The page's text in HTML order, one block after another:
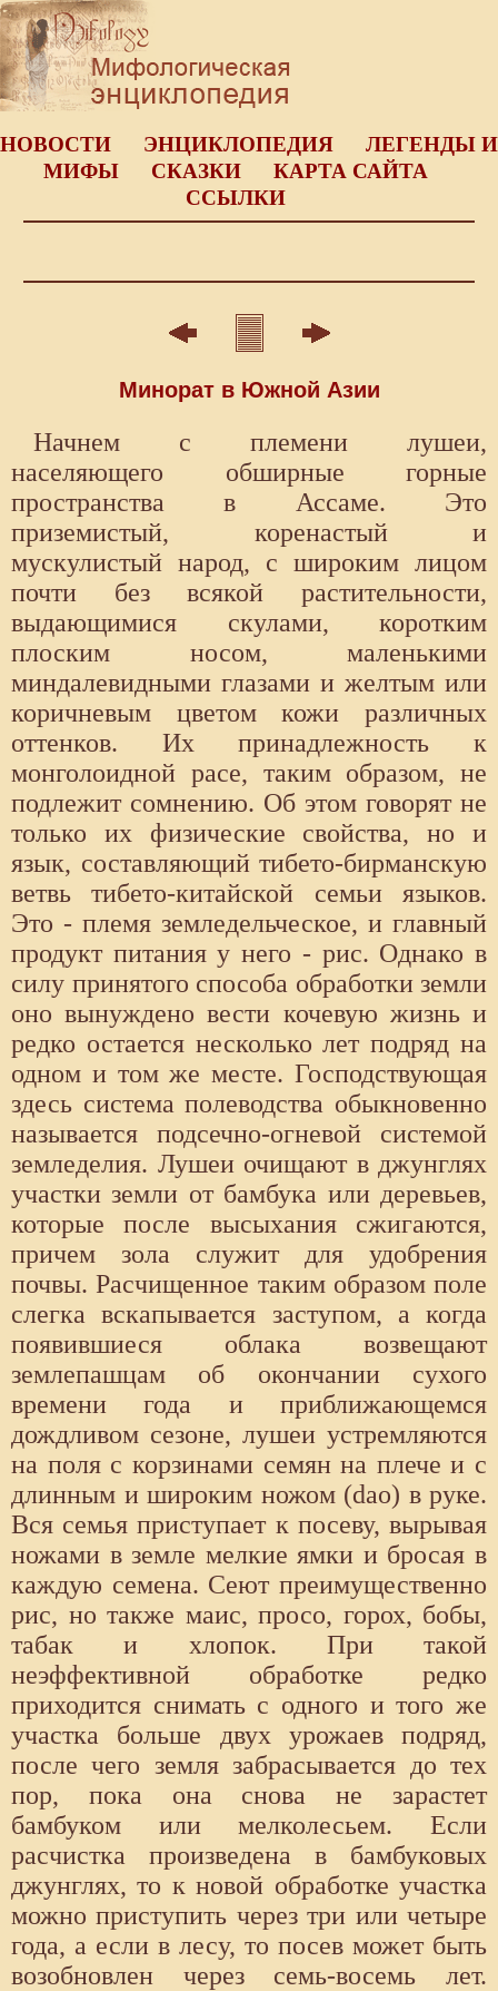
НОВОСТИ ЭНЦИКЛОПЕДИЯ
ЛЕГЕНДЫ И
МИФЫ
СКАЗКИ
КАРТА САЙТА
ССЫЛКИ
Минорат в Южной Азии
Начнем с племени лушеи,
населяющего обширные горные
пространства в Ассаме. Это
приземистый, коренастый и
мускулистый народ, с широким лицом
почти без всякой растительности,
выдающимися скулами, коротким
плоским носом, маленькими
миндалевидными глазами и желтым или
коричневым цветом кожи различных
оттенков. Их принадлежность к
монголоидной расе, таким образом, не
подлежит сомнению. Об этом говорят не
только их физические свойства, но и
язык, составляющий тибето-бирманскую
ветвь тибето-китайской семьи языков.
Это - племя земледельческое, и главный
продукт питания у него - рис. Однако в
силу принятого способа обработки земли
оно вынуждено вести кочевую жизнь и
редко остается несколько лет подряд на
одном и том же месте. Господствующая
здесь система полеводства обыкновенно
называется подсечно-огневой системой
земледелия. Лушеи очищают в джунглях
участки земли от бамбука или деревьев,
которые после высыхания сжигаются,
причем зола служит для удобрения
почвы. Расчищенное таким образом поле
слегка вскапывается заступом, а когда
появившиеся облака возвещают
землепашцам об окончании сухого
времени года и приближающемся
дождливом сезоне, лушеи устремляются
на поля с корзинами семян на плече и с
длинным и широким ножом (dao) в руке.
Вся семья приступает к посеву, вырывая
ножами в земле мелкие ямки и бросая в
каждую семена. Сеют преимущественно
рис, но также маис, просо, горох, бобы,
табак и хлопок. При такой
неэффективной обработке редко
приходится снимать с одного и того же
участка больше двух урожаев подряд,
после чего земля забрасывается до тех
пор, пока она снова не зарастет
бамбуком или мелколесьем. Если
расчистка произведена в бамбуковых
джунглях, то к новой обработке участка
можно приступить через три или четыре
года, а если в лесу, то посев может быть
возобновлен через семь-восемь лет.